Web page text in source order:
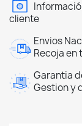
cliente
Envios
Recoja en
Garantia
Gestion y